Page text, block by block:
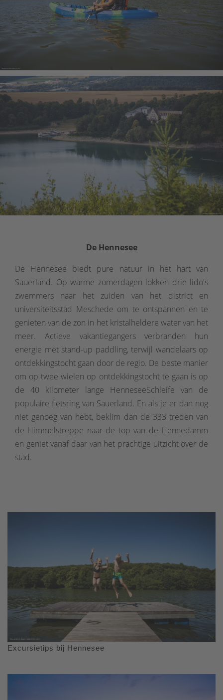
De Hennesee
De Hennesee biedt pure natuur in het hart van
Sauerland. Op warme zomerdagen lokken drie lido's
zwemmers naar het zuiden van het district en
universiteitsstad Meschede om te ontspannen en te
genieten van de zon in het kristalheldere water van het
meer. Actieve vakantiegangers verbranden hun
energie met stand-up paddling, terwijl wandelaars op
ontdekkingstocht gaan door de regio. De beste manier
om op twee wielen op ontdekkingstocht te gaan is op
de 40 kilometer lange HenneseeSchleife van de
populaire fietsring van Sauerland. En als je er dan nog
niet genoeg van hebt, beklim dan de 333 treden van
de Himmelstreppe naar de top van de Hennedamm
en geniet vanaf daar van het prachtige uitzicht over de
stad.
Excursietips bij Hennesee